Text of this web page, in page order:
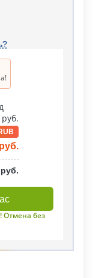
руб.
Отмена без